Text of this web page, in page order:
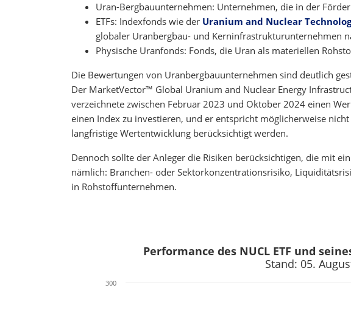
Uran-Bergbauunternehmen: Unternehmen, die in der
ETFs: Indexfonds wie der Uranium and Nuclear
globaler Uranbergbau- und Kerninfrastrukturunternehmen
Physische Uranfonds: Fonds, die Uran als materiellen
Die Bewertungen von Uranbergbauunternehmen sind deutlich
Der MarketVector™ Global Uranium and Nuclear Energy
verzeichnete zwischen Februar 2023 und Oktober 2024 einen
einen Index zu investieren, und er entspricht möglicherweise
langfristige Wertentwicklung berücksichtigt werden.
Dennoch sollte der Anleger die Risiken berücksichtigen, die mit
nämlich: Branchen- oder Sektorkonzentrationsrisiko,
in Rohstoffunternehmen.
Performance des NUCL ETF und
Stand: 05.
300